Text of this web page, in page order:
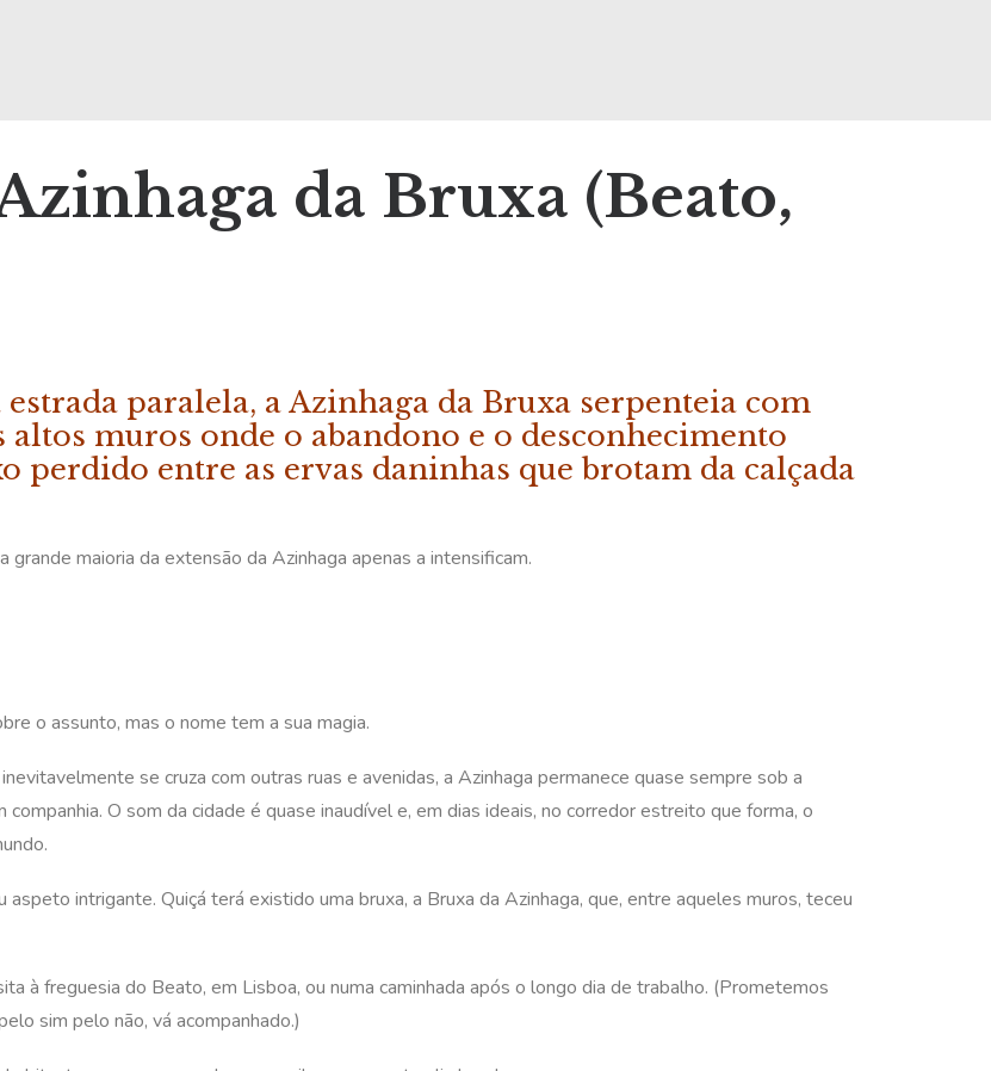
da Bruxa (Beato,
paralela, a Azinhaga da Bruxa serpenteia com
muros onde o abandono e o desconhecimento
perdido entre as ervas daninhas que brotam da calçada
maioria da extensão da Azinhaga apenas a intensificam.
o assunto, mas o nome tem a sua magia.
se cruza com outras ruas e avenidas, a Azinhaga permanece quase sempre sob a
O som da cidade é quase inaudível e, em dias ideais, no corredor estreito que forma, o
intrigante. Quiçá terá existido uma bruxa, a Bruxa da Azinhaga, que, entre aqueles muros, teceu
à freguesia do Beato, em Lisboa, ou numa caminhada após o longo dia de trabalho. (Prometemos
sim pelo não, vá acompanhado.)